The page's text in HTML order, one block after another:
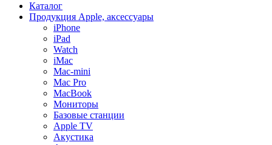
Каталог
Продукция Apple, аксессуары
iPhone
iPad
Watch
iMac
Mac-mini
Mac Pro
MacBook
Мониторы
Базовые станции
Apple TV
Акустика